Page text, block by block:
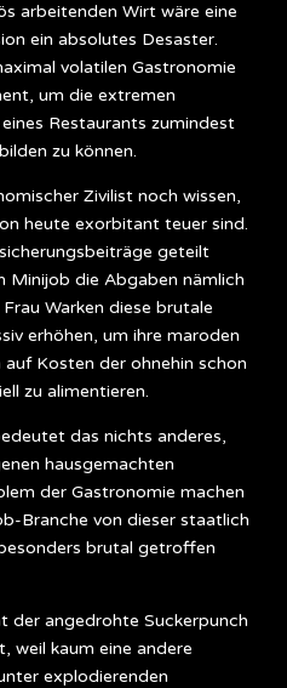
arbeitenden Wirt wäre eine
ein absolutes Desaster.
volatilen Gastronomie
um die extremen
Restaurants zumindest
zu können.
Zivilist noch wissen,
heute exorbitant teuer sind.
geteilt
die Abgaben nämlich
Warken diese brutale
erhöhen, um ihre maroden
Kosten der ohnehin schon
zu alimentieren.
das nichts anderes,
hausgemachten
der Gastronomie machen
Branche von dieser staatlich
brutal getroffen
der angedrohte Suckerpunch
weil kaum eine andere
explodierenden